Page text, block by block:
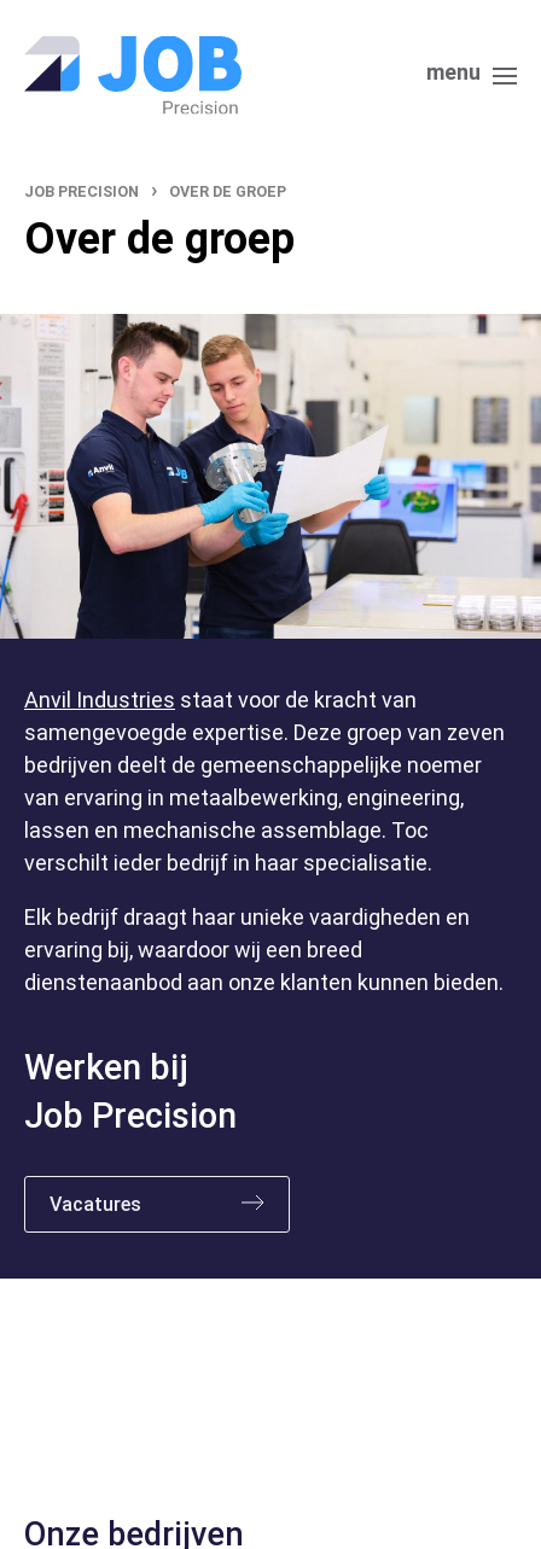
menu
JOB PRECISION › OVER DE GROEP
Over de groep
Anvil Industries staat voor de kracht van
samengevoegde expertise. Deze groep van zeven
bedrijven deelt de gemeenschappelijke noemer
van ervaring in metaalbewerking, engineering,
lassen en mechanische assemblage. Toc
verschilt ieder bedrijf in haar specialisatie.
Elk bedrijf draagt haar unieke vaardigheden en
ervaring bij, waardoor wij een breed
dienstenaanbod aan onze klanten kunnen bieden.
Werken bij
Job Precision
Vacatures
Onze bedrijven